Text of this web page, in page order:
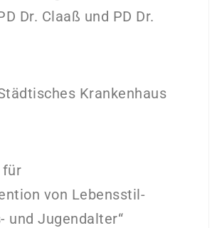
Dr. Claaß und PD Dr.
Krankenhaus
für
von Lebensstil-
und Jugendalter“